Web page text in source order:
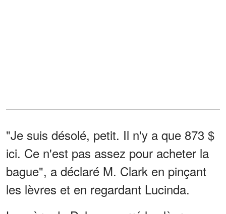
"Je suis désolé, petit. Il n'y a que 873 $
ici. Ce n'est pas assez pour acheter la
bague", a déclaré M. Clark en pinçant
les lèvres et en regardant Lucinda.